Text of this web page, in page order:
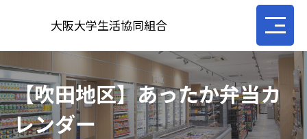
大阪大学生活協同組合
【吹田地区】あったか弁当カ
レンダー